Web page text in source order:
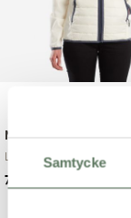
Samtycke
Molly Reco Jacket
Lättviktsjacka i s...
Det
799.00
Det